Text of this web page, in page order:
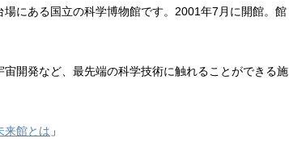
場にある国立の科学博物館です。2001年7月に開館。館
開発など、最先端の科学技術に触れることができる施
来館とは 」